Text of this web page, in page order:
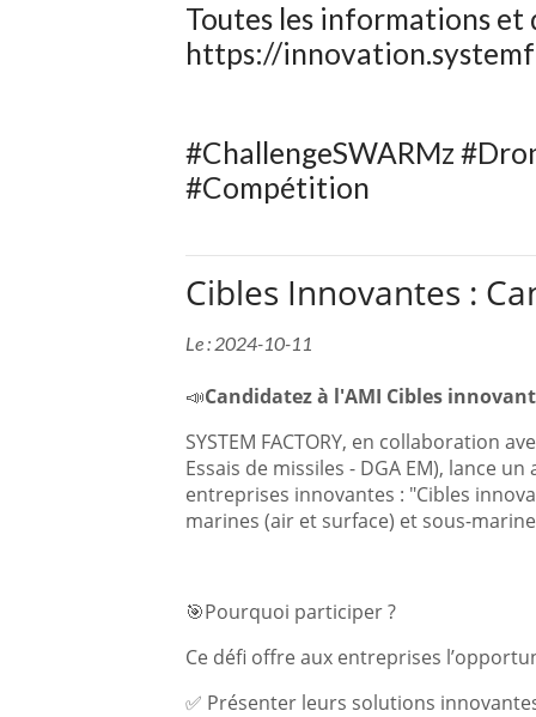
Toutes les informations
https://
#ChallengeSWARMz
#Compétition
Cibles Innovantes :
Le : 2024-10-11
📣Candidatez à l'AMI Cibles
SYSTEM FACTORY, en collaboration
Essais de missiles - DGA EM), lance
entreprises innovantes : "Cibles
marines (air et surface) et sous-
🎯Pourquoi participer ?
Ce défi offre aux entreprises
✅ Présenter leurs solutions